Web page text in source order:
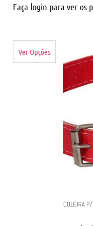
Faça login para ver os
Ver Opções
COLEIRA